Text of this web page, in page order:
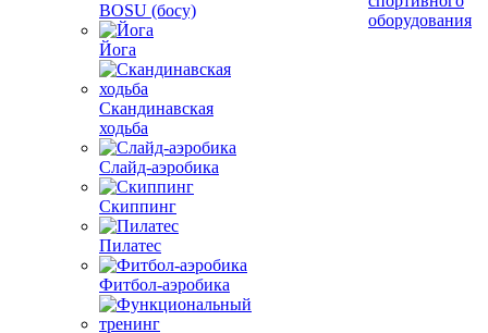
BOSU (босу)
Йога
Скандинавская
ходьба
Слайд-аэробика
Скиппинг
Пилатес
Фитбол-аэробика
оборудования